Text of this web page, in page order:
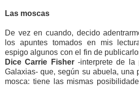
Las moscas
De vez en cuando, decido
los apuntes tomados en mis
espigo algunos con el fin de
Dice Carrie Fisher-interprete de la
Galaxias- que, según su abuela, una
mosca: tiene las mismas